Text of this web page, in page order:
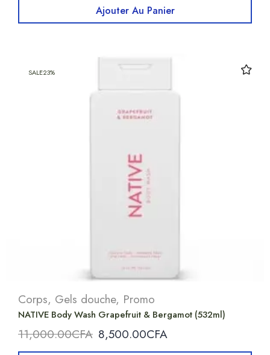
Ajouter Au Panier
SALE23%
Corps, Gels douche, Promo
NATIVE Body Wash Grapefruit & Bergamot (532ml)
11,000.00CFA 8,500.00CFA